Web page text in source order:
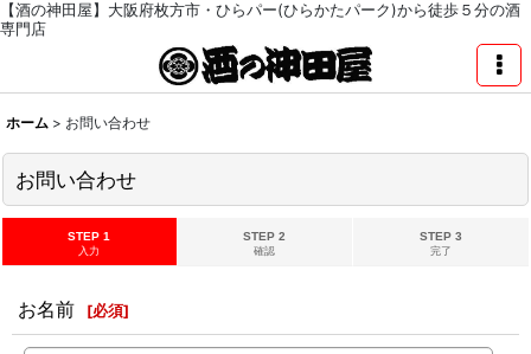
【酒の神田屋】大阪府枚方市・ひらパー(ひらかたパーク)から徒歩５分の酒
専門店
ホーム > お問い合わせ
お問い合わせ
STEP 1
入力
STEP 2
確認
STEP 3
完了
お名前 [必須]